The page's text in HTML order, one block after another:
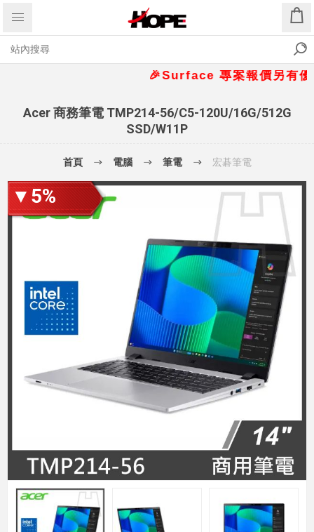
🎉Surface 專案報價另有
Acer 商務筆電 TMP214-56/C5-120U/16G/512G
SSD/W11P
首頁 電腦 筆電 宏碁筆電
▼5%